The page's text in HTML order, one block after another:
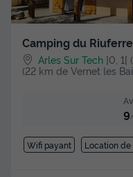
Camping du
Arles Sur Tech ]0, 1[
(22 km de Vernet les
9
Wifi payant Location de